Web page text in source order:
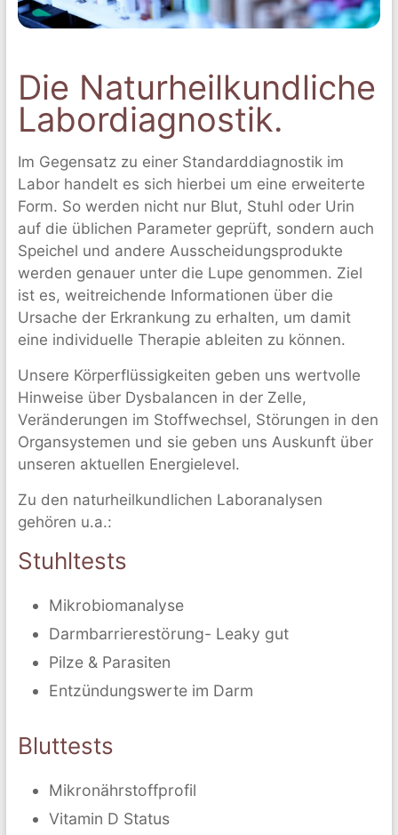
Darmgesundheit
–
Hydro
Therapie
Die Naturheilkundliche
Labordiagnostik.
Im Gegensatz zu einer Standarddiagnostik im
Labor handelt es sich hierbei um eine erweiterte
Form. So werden nicht nur Blut, Stuhl oder Urin
auf die üblichen Parameter geprüft, sondern auch
Speichel und andere Ausscheidungsprodukte
werden genauer unter die Lupe genommen. Ziel
ist es, weitreichende Informationen über die
Ursache der Erkrankung zu erhalten, um damit
eine individuelle Therapie ableiten zu können.
Unsere Körperflüssigkeiten geben uns wertvolle
Hinweise über Dysbalancen in der Zelle,
Veränderungen im Stoffwechsel, Störungen in den
Organsystemen und sie geben uns Auskunft über
unseren aktuellen Energielevel.
Zu den naturheilkundlichen Laboranalysen
gehören u.a.:
Stuhltests
Mikrobiomanalyse
Darmbarrierestörung- Leaky gut
Pilze & Parasiten
Entzündungswerte im Darm
Bluttests
Mikronährstoffprofil
Vitamin D Status